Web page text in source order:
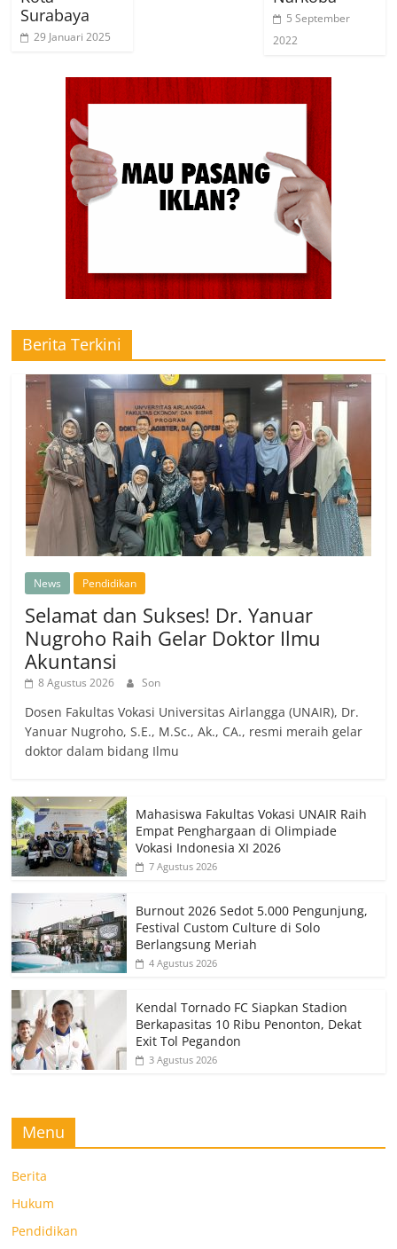
Surabaya
29 Januari 2025
5 September
2022
Berita Terkini
News Pendidikan
Selamat dan Sukses! Dr. Yanuar
Nugroho Raih Gelar Doktor Ilmu
Akuntansi
8 Agustus 2026 Son
Dosen Fakultas Vokasi Universitas Airlangga (UNAIR), Dr.
Yanuar Nugroho, S.E., M.Sc., Ak., CA., resmi meraih gelar
doktor dalam bidang Ilmu
Mahasiswa Fakultas Vokasi UNAIR Raih
Empat Penghargaan di Olimpiade
Vokasi Indonesia XI 2026
7 Agustus 2026
Burnout 2026 Sedot 5.000 Pengunjung,
Festival Custom Culture di Solo
Berlangsung Meriah
4 Agustus 2026
Kendal Tornado FC Siapkan Stadion
Berkapasitas 10 Ribu Penonton, Dekat
Exit Tol Pegandon
3 Agustus 2026
Menu
Berita
Hukum
Pendidikan